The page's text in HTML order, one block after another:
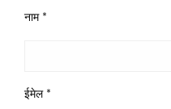
नाम *
ईमेल *